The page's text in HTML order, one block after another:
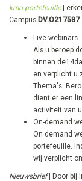
kmo-portefeuille|
Campus DV.O217587
Live webinars
Als u beroep
binnen
en verplicht u
Thema's:
dient er een
activiteit van
On-demand
On demand
portefeuille.
wij verplicht
Nieuwsbrief | Door